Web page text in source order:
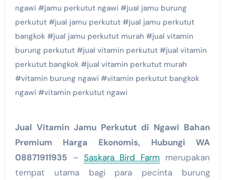
ngawi #jamu perkutut ngawi #jual jamu burung
perkutut#jual jamu perkutut#jual jamu perkutut
bangkok#jual jamu perkutut murah #jual vitamin
burung perkutut#jual vitamin perkutut#jual vitamin
perkutut bangkok#jual vitamin perkutut murah
#vitamin burung ngawi #vitamin perkutut bangkok
ngawi #vitamin perkutut ngawi
Jual Vitamin Jamu Perkutut di Ngawi Bahan
Premium Harga Ekonomis, Hubungi WA
08871911935 – Saskara Bird Farm merupakan
tempat utama bagi para pecinta burung